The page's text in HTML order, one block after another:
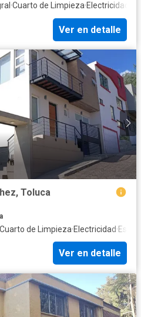
·Cuarto de Limpieza·Electricidad
Ver en detalle
Toluca
Cuarto de Limpieza·Electricidad·
Ver en detalle